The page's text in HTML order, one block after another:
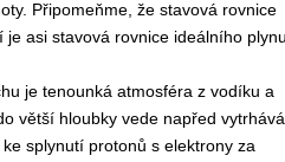
Připomeňme, že stavová rovnice
asi stavová rovnice ideálního
je tenounká atmosféra z vodíku a
větší hloubky vede napřed vytrhává
splynutí protonů s elektrony za